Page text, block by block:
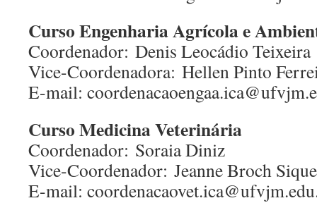
Curso Engenharia Agrícola e
Coordenador: Denis Leocádio Teixeira
Vice-Coordenadora: Hellen Pinto
E-mail:
Curso Medicina Veterinária
Coordenador: Soraia Diniz
Vice-Coordenador: Jeanne Broch
E-mail: